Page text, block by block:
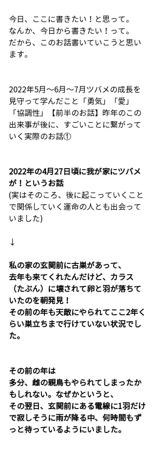
今日、ここに書きたい！と思って。
なんか、今日から書きたい！って。
だから、このお話書いていこうと思い
ます。
2022年5月〜6月〜7月ツバメの成長を
見守って学んだこと「勇気」「愛」
「協調性」【前半のお話】昨年のこの
出来事が後に、すごいことに繋がって
いく実際のお話①
2022年の4月27日頃に我が家にツバメ
が！というお話
(実はそのころ、後に起こっていくこと
で関係していく運命の人とも出会って
いました)
↓
私の家の玄関前に古巣があって、
去年も来てくれたんだけど、カラス
（たぶん）に壊されて卵と羽が落ちて
いたのを朝発見！
その前の年も天敵にやられてここ2年く
らい巣立ちまで行けていない状況でし
た。
その前の年は
多分、雌の親鳥もやられてしまったか
もしれない。なぜかというと、
その翌日、玄関前にある電線に1羽だけ
で寂しそうに雨が降る中、何時間もず
っと待っているようにいました。